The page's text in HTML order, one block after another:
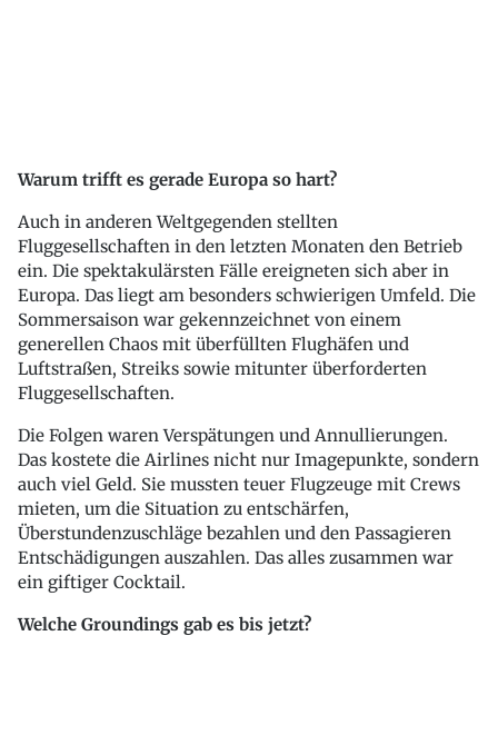
Warum trifft es gerade Europa so hart?
Auch in anderen Weltgegenden stellten
Fluggesellschaften in den letzten Monaten den Betrieb
ein. Die spektakulärsten Fälle ereigneten sich aber in
Europa. Das liegt am besonders schwierigen Umfeld. Die
Sommersaison war gekennzeichnet von einem
generellen Chaos mit überfüllten Flughäfen und
Luftstraßen, Streiks sowie mitunter überforderten
Fluggesellschaften.
Die Folgen waren Verspätungen und Annullierungen.
Das kostete die Airlines nicht nur Imagepunkte, sondern
auch viel Geld. Sie mussten teuer Flugzeuge mit Crews
mieten, um die Situation zu entschärfen,
Überstundenzuschläge bezahlen und den Passagieren
Entschädigungen auszahlen. Das alles zusammen war
ein giftiger Cocktail.
Welche Groundings gab es bis jetzt?